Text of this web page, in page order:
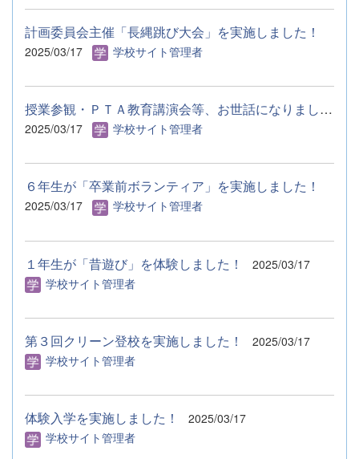
計画委員会主催「長縄跳び大会」を実施しました！
2025/03/17 学校サイト管理者
授業参観・ＰＴＡ教育講演会等、お世話になりました！
2025/03/17 学校サイト管理者
６年生が「卒業前ボランティア」を実施しました！
2025/03/17 学校サイト管理者
１年生が「昔遊び」を体験しました！
2025/03/17
学校サイト管理者
第３回クリーン登校を実施しました！
2025/03/17
学校サイト管理者
体験入学を実施しました！
2025/03/17
学校サイト管理者